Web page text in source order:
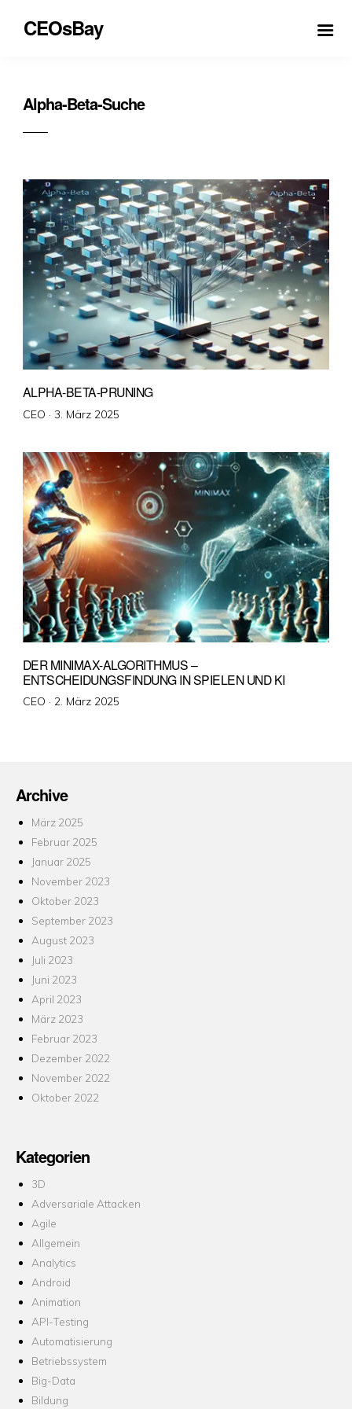
CEOsBay
Alpha-Beta-Suche
ALPHA-BETA-PRUNING
CEO · Veröffentlicht
3. März 2025
DER MINIMAX-ALGORITHMUS –
ENTSCHEIDUNGSFINDUNG IN SPIELEN UND KI
CEO · Veröffentlicht
2. März 2025
Archive
März 2025
Februar 2025
Januar 2025
November 2023
Oktober 2023
September 2023
August 2023
Juli 2023
Juni 2023
April 2023
März 2023
Februar 2023
Dezember 2022
November 2022
Oktober 2022
Kategorien
3D
Adversariale Attacken
Agile
Allgemein
Analytics
Android
Animation
API-Testing
Automatisierung
Betriebssystem
Big-Data
Bildung